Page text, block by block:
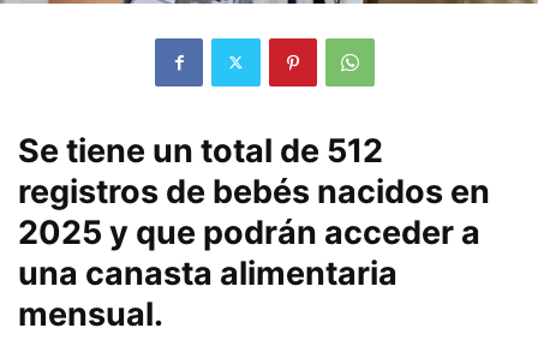
Se tiene un total de 512
registros de bebés nacidos en
2025 y que podrán acceder a
una canasta alimentaria
mensual.